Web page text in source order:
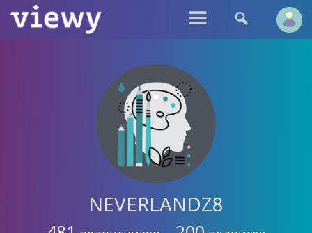
 
NEVERLANDZ8